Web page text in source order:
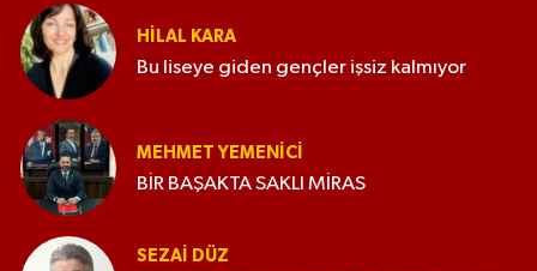
HILAL KARA
Bu liseye giden gençler işsiz kalmıyor
MEHMET YEMENICI
BİR BAŞAKTA SAKLI MİRAS
SEZAI DÜZ